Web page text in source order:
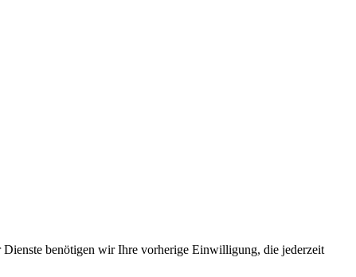
benötigen wir Ihre vorherige Einwilligung, die jederzeit